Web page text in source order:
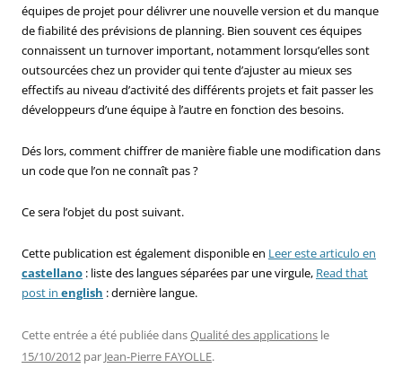
équipes de projet pour délivrer une nouvelle version et du manque
de fiabilité des prévisions de planning. Bien souvent ces équipes
connaissent un turnover important, notamment lorsqu’elles sont
outsourcées chez un provider qui tente d’ajuster au mieux ses
effectifs au niveau d’activité des différents projets et fait passer les
développeurs d’une équipe à l’autre en fonction des besoins.
Dés lors, comment chiffrer de manière fiable une modification dans
un code que l’on ne connaît pas ?
Ce sera l’objet du post suivant.
Cette publication est également disponible en Leer este articulo en
castellano : liste des langues séparées par une virgule, Read that
post in english : dernière langue.
Cette entrée a été publiée dansQualité des applications le
15/10/2012 par Jean-Pierre FAYOLLE.